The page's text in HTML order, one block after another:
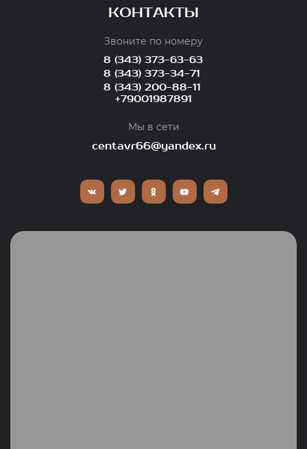
КОНТАКТЫ
Звоните по номеру
8 (343) 373-63-63
8 (343) 373-34-71
8 (343) 200-88-11
+79001987891
Мы в сети
centavr66@yandex.ru